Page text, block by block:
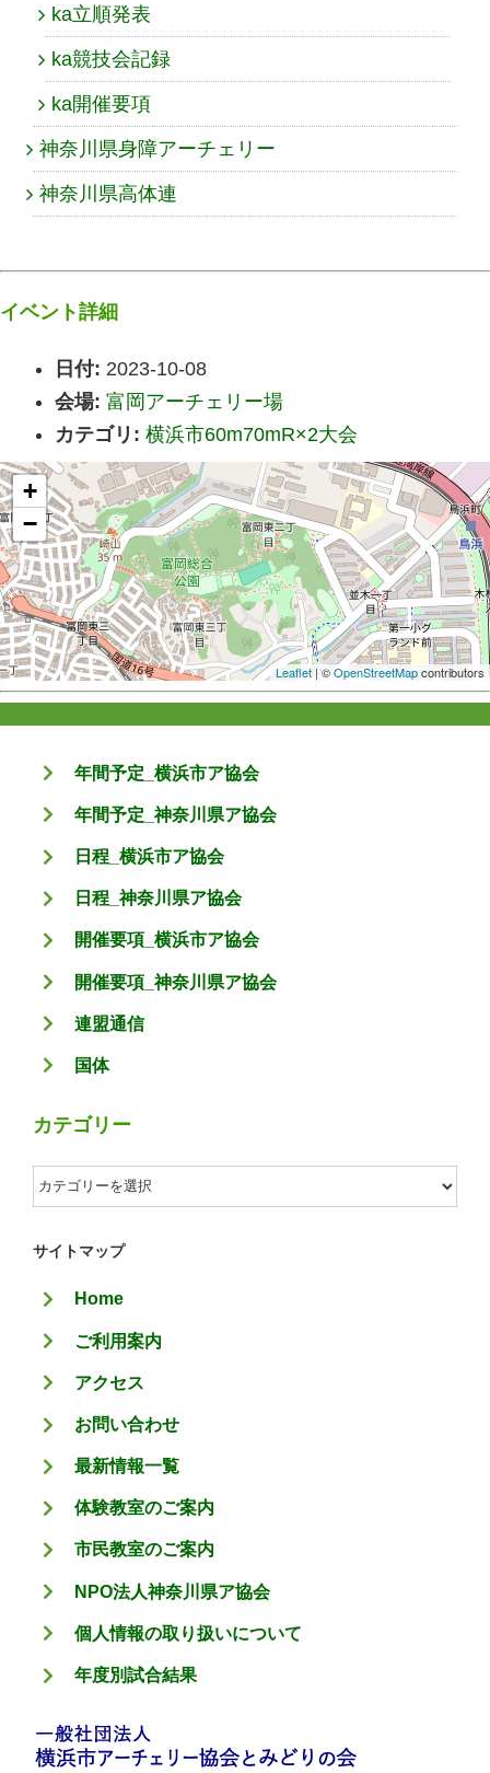
ka立順発表
ka競技会記録
ka開催要項
神奈川県身障アーチェリー
神奈川県高体連
イベント詳細
日付: 2023-10-08
会場: 富岡アーチェリー場
カテゴリ: 横浜市60m70mR×2大会
+
−
Leaflet | ©OpenStreetMapcontributors
年間予定_横浜市ア協会
年間予定_神奈川県ア協会
日程_横浜市ア協会
日程_神奈川県ア協会
開催要項_横浜市ア協会
開催要項_神奈川県ア協会
連盟通信
国体
カテゴリー
カ
テ
ゴ
ー
サイトマップ
Home
ご利用案内
アクセス
お問い合わせ
最新情報一覧
体験教室のご案内
市民教室のご案内
NPO法人神奈川県ア協会
個人情報の取り扱いについて
年度別試合結果